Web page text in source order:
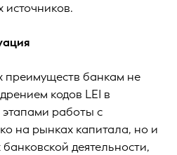
источников.
преимуществ банкам не
кодов LEI в
работы с
на рынках капитала, но и
деятельности,